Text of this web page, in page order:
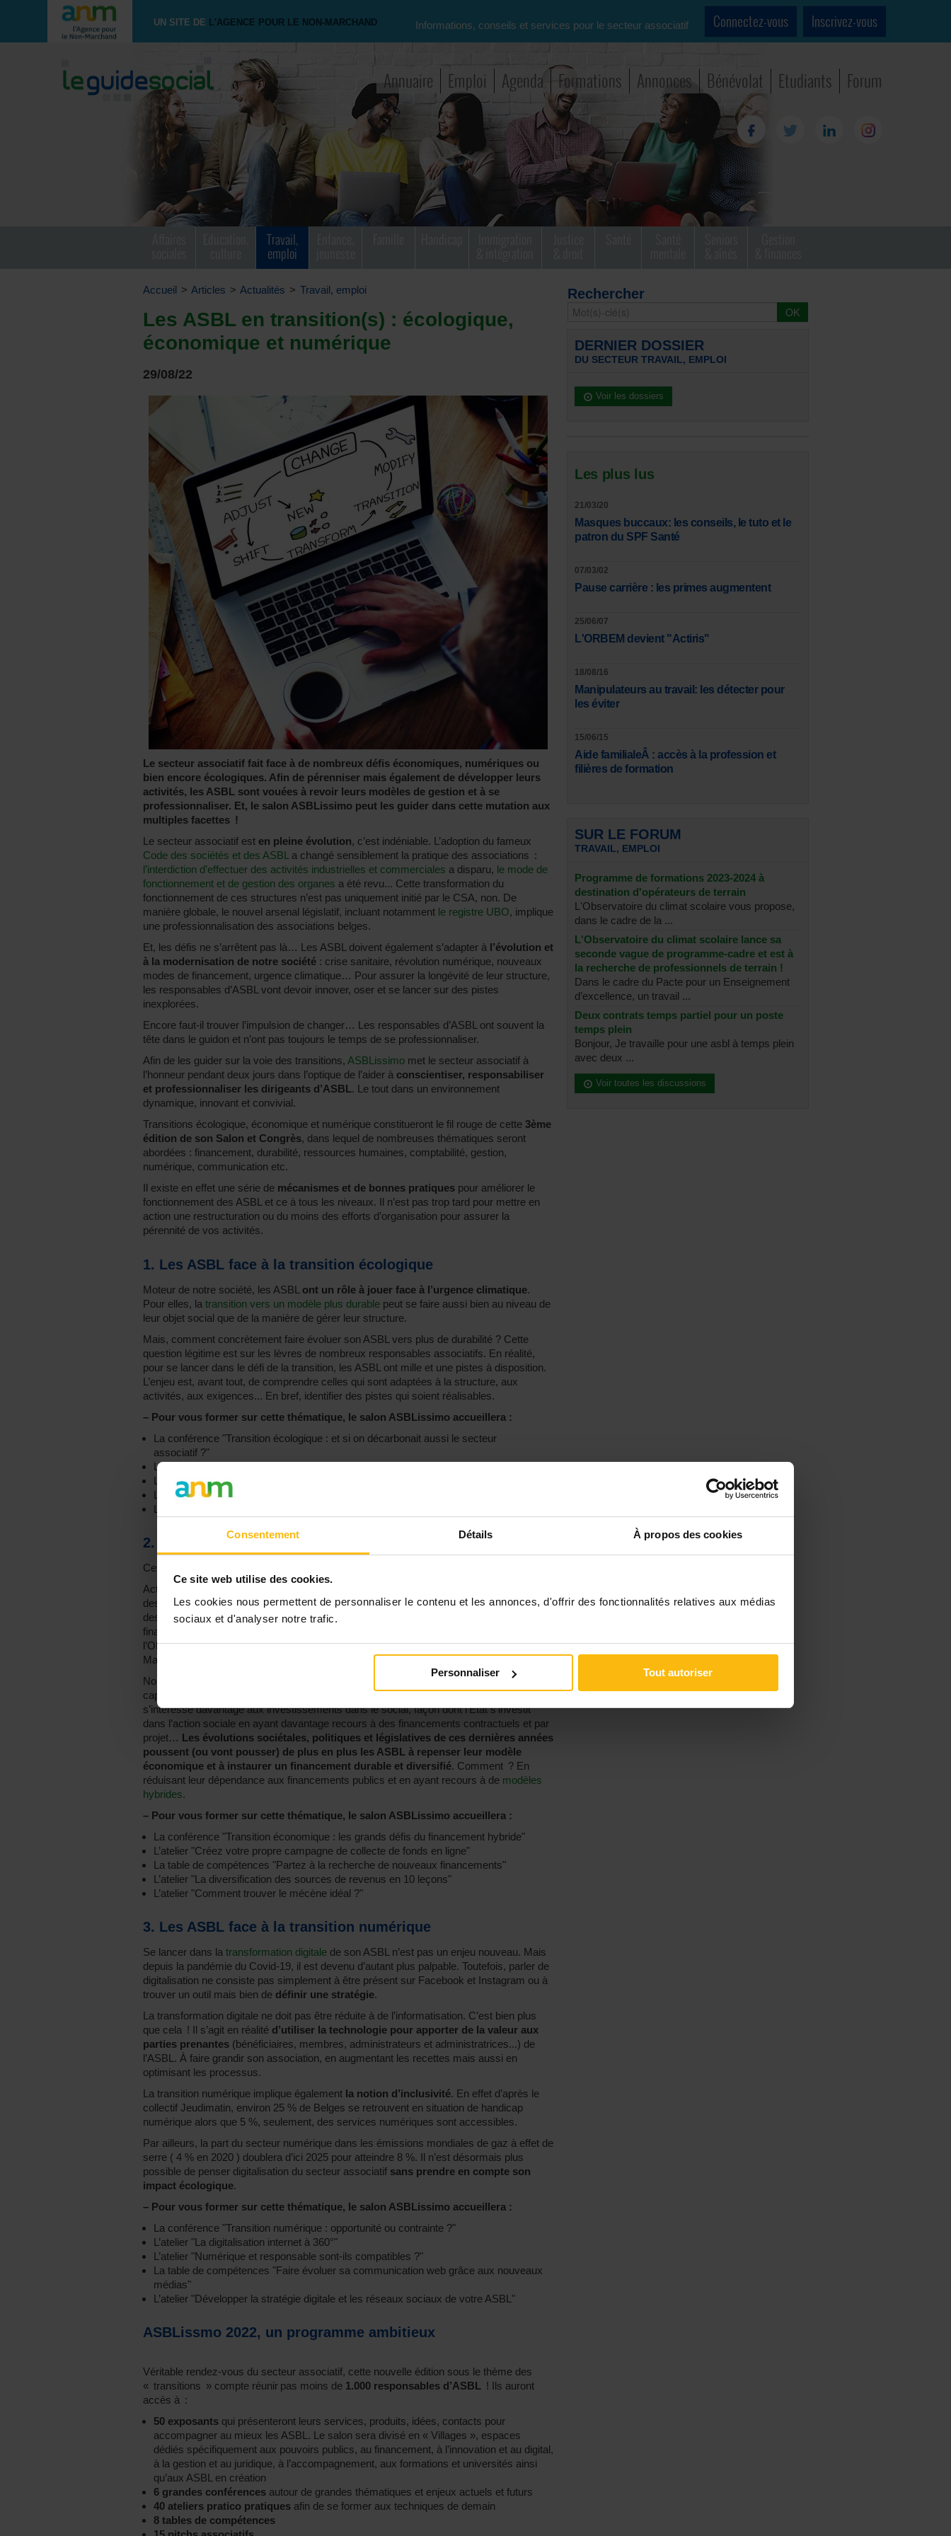
Consentement Détails À propos des cookies
Ce site web utilise des cookies.
Les cookies nous permettent de personnaliser le contenu et les annonces, d'offrir des fonctionnalités relatives aux médias
sociaux et d'analyser notre trafic.
Personnaliser Tout autoriser
UN SITE DE L'AGENCE POUR LE NON-MARCHAND Informations, conseils et services pour le secteur associatif Connectez-vous Inscrivez-vous
Annuaire Emploi Agenda Formations Annonces Bénévolat Etudiants Forum
Travail,
emploi
Accueil > Articles > Actualités > Travail, emploi
Les ASBL en transition(s) : écologique,
économique et numérique
29/08/22
Le secteur associatif fait face à de nombreux défis économiques, numériques ou
bien encore écologiques. Afin de pérenniser mais également de développer leurs
activités, les ASBL sont vouées à revoir leurs modèles de gestion et à se
professionnaliser. Et, le salon ASBLissimo peut les guider dans cette mutation aux
multiples facettes !
Le secteur associatif est en pleine évolution, c’est indéniable. L’adoption du fameux
Code des sociétés et des ASBL a changé sensiblement la pratique des associations :
l’interdiction d’effectuer des activités industrielles et commerciales a disparu, le mode de
fonctionnement et de gestion des organes a été revu... Cette transformation du
fonctionnement de ces structures n’est pas uniquement initié par le CSA, non. De
manière globale, le nouvel arsenal législatif, incluant notamment le registre UBO, implique
une professionnalisation des associations belges.
Et, les défis ne s’arrêtent pas là… Les ASBL doivent également s’adapter à l’évolution et
à la modernisation de notre société : crise sanitaire, révolution numérique, nouveaux
modes de financement, urgence climatique… Pour assurer la longévité de leur structure,
les responsables d’ASBL vont devoir innover, oser et se lancer sur des pistes
inexplorées.
Encore faut-il trouver l’impulsion de changer… Les responsables d’ASBL ont souvent la
tête dans le guidon et n’ont pas toujours le temps de se professionnaliser.
Afin de les guider sur la voie des transitions, ASBLissimo met le secteur associatif à
l’honneur pendant deux jours dans l’optique de l’aider à conscientiser, responsabiliser
et professionnaliser les dirigeants d’ASBL. Le tout dans un environnement
dynamique, innovant et convivial.
Transitions écologique, économique et numérique constitueront le fil rouge de cette 3ème
édition de son Salon et Congrès, dans lequel de nombreuses thématiques seront
abordées : financement, durabilité, ressources humaines, comptabilité, gestion,
numérique, communication etc.
Il existe en effet une série de mécanismes et de bonnes pratiques pour améliorer le
fonctionnement des ASBL et ce à tous les niveaux. Il n’est pas trop tard pour mettre en
action une restructuration ou du moins des efforts d’organisation pour assurer la
pérennité de vos activités.
1. Les ASBL face à la transition écologique
Moteur de notre société, les ASBL ont un rôle à jouer face à l’urgence climatique.
Pour elles, la transition vers un modèle plus durable peut se faire aussi bien au niveau de
leur objet social que de la manière de gérer leur structure.
Mais, comment concrètement faire évoluer son ASBL vers plus de durabilité ? Cette
question légitime est sur les lèvres de nombreux responsables associatifs. En réalité,
pour se lancer dans le défi de la transition, les ASBL ont mille et une pistes à disposition.
L’enjeu est, avant tout, de comprendre celles qui sont adaptées à la structure, aux
activités, aux exigences... En bref, identifier des pistes qui soient réalisables.
– Pour vous former sur cette thématique, le salon ASBLissimo accueillera :
La conférence "Transition écologique : et si on décarbonait aussi le secteur
associatif ?"
L’atelier "Concevoir ses actions et projets autour du CAP 2030"
La table de compétences "Booster l’éco-responsabilité en interne"
L’atelier "Notions de gestion de projets durables"
L’atelier "Comment faire évoluer mon ASBL vers plus de durabilité ?"
2. Les ASBL face à la transition économique
Ce n’est pas un secret : l’argent est le nerf de la guerre dans le secteur associatif.
Actuellement,
des associations en bénéficient et pour elles, cette source de financement s’élève à 58%
des revenus totaux. La Belgique est d’ailleurs parmi les pays européens où le
financement public représente la principale ressource financière, selon une étude de
l’Observatoire de la jeunesse, de l’éducation populaire et de la vie associative en France.
Mais cette tendance pourrait changer dans les prochaines années.
Nouvelles problématiques sociétales, frontières plus floues avec des entreprises
capitalistes qui génèrent aussi de l’impact, évolution du monde de la finance qui
s’intéresse davantage aux investissements dans le social, façon dont l’Etat s’investit
dans l’action sociale en ayant davantage recours à des financements contractuels et par
projet… Les évolutions sociétales, politiques et législatives de ces dernières années
poussent (ou vont pousser) de plus en plus les ASBL à repenser leur modèle
économique et à instaurer un financement durable et diversifié. Comment ? En
réduisant leur dépendance aux financements publics et en ayant recours à de modèles
hybrides.
– Pour vous former sur cette thématique, le salon ASBLissimo accueillera :
La conférence "Transition économique : les grands défis du financement hybride"
L’atelier "Créez votre propre campagne de collecte de fonds en ligne"
La table de compétences "Partez à la recherche de nouveaux financements"
L’atelier "La diversification des sources de revenus en 10 leçons"
L’atelier "Comment trouver le mécène idéal ?"
3. Les ASBL face à la transition numérique
Se lancer dans la transformation digitale de son ASBL n’est pas un enjeu nouveau. Mais
depuis la pandémie du Covid-19, il est devenu d’autant plus palpable. Toutefois, parler de
digitalisation ne consiste pas simplement à être présent sur Facebook et Instagram ou à
trouver un outil mais bien de définir une stratégie.
La transformation digitale ne doit pas être réduite à de l’informatisation. C’est bien plus
que cela ! Il s’agit en réalité d’utiliser la technologie pour apporter de la valeur aux
parties prenantes (bénéficiaires, membres, administrateurs et administratrices...) de
l’ASBL. À faire grandir son association, en augmentant les recettes mais aussi en
optimisant les processus.
La transition numérique implique également la notion d’inclusivité. En effet d’après le
collectif Jeudimatin, environ 25 % de Belges se retrouvent en situation de handicap
numérique alors que 5 %, seulement, des services numériques sont accessibles.
Par ailleurs, la part du secteur numérique dans les émissions mondiales de gaz à effet de
serre ( 4 % en 2020 ) doublera d’ici 2025 pour atteindre 8 %. Il n’est désormais plus
possible de penser digitalisation du secteur associatif sans prendre en compte son
impact écologique.
– Pour vous former sur cette thématique, le salon ASBLissimo accueillera :
La conférence "Transition numérique : opportunité ou contrainte ?"
L’atelier "La digitalisation internet à 360°"
L’atelier "Numérique et responsable sont-ils compatibles ?"
La table de compétences "Faire évoluer sa communication web grâce aux nouveaux
médias"
L’atelier "Développer la stratégie digitale et les réseaux sociaux de votre ASBL"
ASBLissmo 2022, un programme ambitieux
Véritable rendez-vous du secteur associatif, cette nouvelle édition sous le thème des
« transitions » compte réunir pas moins de 1.000 responsables d’ASBL ! Ils auront
accès à :
50 exposants qui présenteront leurs services, produits, idées, contacts pour
accompagner au mieux les ASBL. Le salon sera divisé en « Villages », espaces
dédiés spécifiquement aux pouvoirs publics, au financement, à l’innovation et au digital,
à la gestion et au juridique, à l’accompagnement, aux formations et universités ainsi
qu’aux ASBL en création
6 grandes conférences autour de grandes thématiques et enjeux actuels et futurs
40 ateliers pratico pratiques afin de se former aux techniques de demain
8 tables de compétences
Rechercher
DERNIER DOSSIER
DU SECTEUR TRAVAIL, EMPLOI
Voir les dossiers
Les plus lus
21/03/20
Masques buccaux: les conseils, le tuto et le
patron du SPF Santé
07/03/02
Pause carrière : les primes augmentent
25/06/07
L'ORBEM devient "Actiris"
18/08/16
Manipulateurs au travail: les détecter pour
les éviter
15/06/15
Aide familialeÂ : accès à la profession et
filières de formation
SUR LE FORUM
TRAVAIL, EMPLOI
Programme de formations 2023-2024 à
destination d'opérateurs de terrain
L'Observatoire du climat scolaire vous propose,
dans le cadre de la ...
L'Observatoire du climat scolaire lance sa
seconde vague de programme-cadre et est à
la recherche de professionnels de terrain !
Dans le cadre du Pacte pour un Enseignement
d’excellence, un travail ...
Deux contrats temps partiel pour un poste
temps plein
Bonjour, Je travaille pour une asbl à temps plein
avec deux ...
Voir toutes les discussions